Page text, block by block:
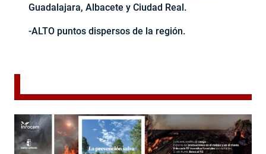
Guadalajara, Albacete y Ciudad Real.
-ALTO puntos dispersos de la región.